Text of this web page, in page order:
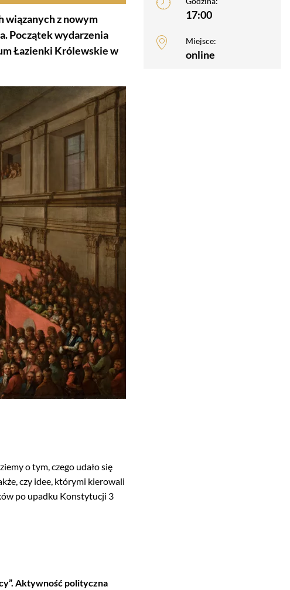
wiązanych z nowym
Początek wydarzenia
Łazienki Królewskie w
o tym, czego udało się
czy idee, którymi kierowali
po upadku Konstytucji 3
Aktywność polityczna
17:00
Miejsce:
online